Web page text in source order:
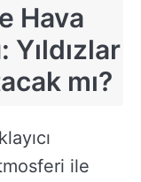
Hava
Yıldızlar
mı?
ile